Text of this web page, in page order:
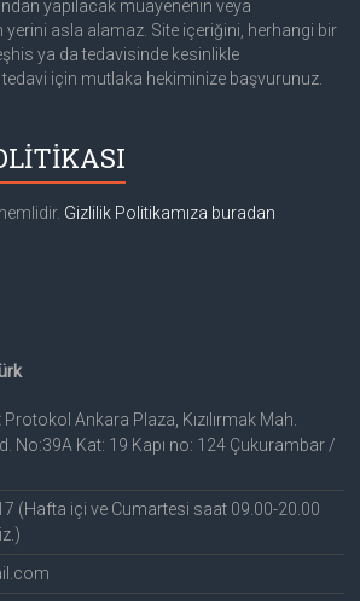
yapılacak muayenenin veya
asla alamaz. Site içeriğini, herhangi bir
ya da tedavisinde kesinlikle
tedavi için mutlaka hekiminize başvurunuz.
Gizlilik Politikamıza buradan
Protokol Ankara Plaza, Kızılırmak Mah.
No:39A Kat: 19 Kapı no: 124 Çukurambar /
(Hafta içi ve Cumartesi saat 09.00-20.00